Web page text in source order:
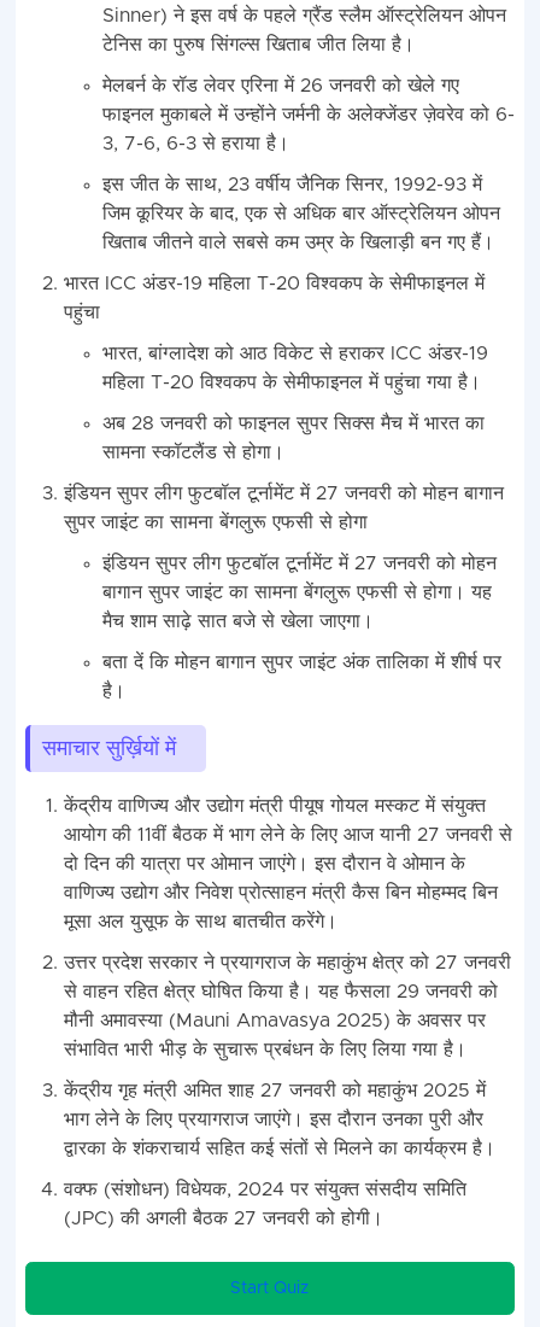
Sinner) ने इस वर्ष के पहले ग्रैंड स्‍लैम ऑस्ट्रेलियन ओपन
टेनिस का पुरुष सिंगल्‍स खिताब जीत लिया है।
मेलबर्न के रॉड लेवर एरिना में 26 जनवरी को खेले गए
फाइनल मुकाबले में उन्‍होंने जर्मनी के अलेक्जेंडर ज़ेवरेव को 6-
3, 7-6, 6-3 से हराया है।
इस जीत के साथ, 23 वर्षीय जैनिक सिनर, 1992-93 में
जिम कूरियर के बाद, एक से अधिक बार ऑस्ट्रेलियन ओपन
खिताब जीतने वाले सबसे कम उम्र के खिलाड़ी बन गए हैं।
भारत ICC अंडर-19 महिला T-20 विश्वकप के सेमीफाइनल में
पहुंचा
भारत, बांग्लादेश को आठ विकेट से हराकर ICC अंडर-19
महिला T-20 विश्वकप के सेमीफाइनल में पहुंचा गया है।
अब 28 जनवरी को फाइनल सुपर सिक्‍स मैच में भारत का
सामना स्‍कॉटलैंड से होगा।
इंडियन सुपर लीग फुटबॉल टूर्नामेंट में 27 जनवरी को मोहन बागान
सुपर जाइंट का सामना बेंगलुरू एफसी से होगा
इंडियन सुपर लीग फुटबॉल टूर्नामेंट में 27 जनवरी को मोहन
बागान सुपर जाइंट का सामना बेंगलुरू एफसी से होगा। यह
मैच शाम साढ़े सात बजे से खेला जाएगा।
बता दें कि मोहन बागान सुपर जाइंट अंक तालिका में शीर्ष पर
है।
समाचार सुर्ख़ियों में
केंद्रीय वाणिज्‍य और उद्योग मंत्री पीयूष गोयल मस्‍कट में संयुक्‍त
आयोग की 11वीं बैठक में भाग लेने के लिए आज यानी 27 जनवरी से
दो दिन की यात्रा पर ओमान जाएंगे। इस दौरान वे ओमान के
वाणिज्‍य उद्योग और निवेश प्रोत्‍साहन मंत्री कैस बिन मोहम्‍मद बिन
मूसा अल युसूफ के साथ बातचीत करेंगे।
उत्तर प्रदेश सरकार ने प्रयागराज के महाकुंभ क्षेत्र को 27 जनवरी
से वाहन रहित क्षेत्र घोषित किया है। यह फैसला 29 जनवरी को
मौनी अमावस्‍या (Mauni Amavasya 2025) के अवसर पर
संभावित भारी भीड़ के सुचारू प्रबंधन के लिए लिया गया है।
केंद्रीय गृह मंत्री अमित शाह 27 जनवरी को महाकुंभ 2025 में
भाग लेने के लिए प्रयागराज जाएंगे। इस दौरान उनका पुरी और
द्वारका के शंकराचार्य सहित कई संतों से मिलने का कार्यक्रम है।
वक्फ (संशोधन) विधेयक, 2024 पर संयुक्त संसदीय समिति
(JPC) की अगली बैठक 27 जनवरी को होगी।
Start Quiz